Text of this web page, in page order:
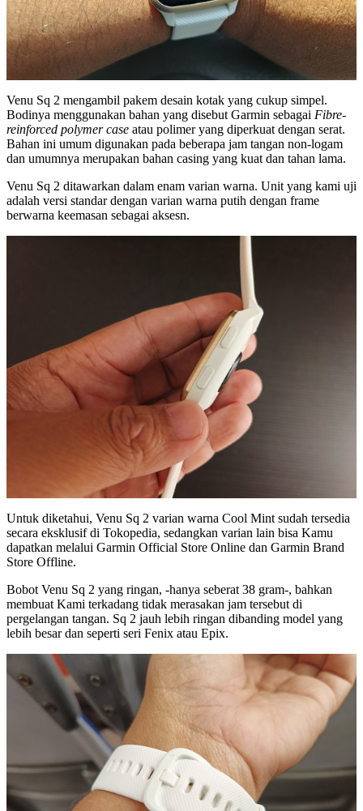
Venu Sq 2 mengambil pakem desain kotak yang cukup simpel.
Bodinya menggunakan bahan yang disebut Garmin sebagai Fibre-
reinforced polymer case atau polimer yang diperkuat dengan serat.
Bahan ini umum digunakan pada beberapa jam tangan non-logam
dan umumnya merupakan bahan casing yang kuat dan tahan lama.
Venu Sq 2 ditawarkan dalam enam varian warna. Unit yang kami uji
adalah versi standar dengan varian warna putih dengan frame
berwarna keemasan sebagai aksesn.
Untuk diketahui, Venu Sq 2 varian warna Cool Mint sudah tersedia
secara eksklusif di Tokopedia, sedangkan varian lain bisa Kamu
dapatkan melalui Garmin Official Store Online dan Garmin Brand
Store Offline.
Bobot Venu Sq 2 yang ringan, -hanya seberat 38 gram-, bahkan
membuat Kami terkadang tidak merasakan jam tersebut di
pergelangan tangan. Sq 2 jauh lebih ringan dibanding model yang
lebih besar dan seperti seri Fenix ​​​​atau Epix.